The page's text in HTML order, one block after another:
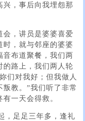
兴，事后向我埋怨那
会，讲员是婆婆喜爱
时，就与邻座的婆婆
音布道聚餐，我们两
的路上，我们两人轮
们对我好；但我做人
教。”我们听了非常
一天会得救。
，足足三年多，逢礼